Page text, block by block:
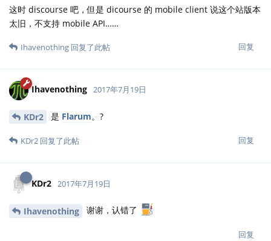
这时 discourse 吧，但是 dicourse 的 mobile client 说这个站版本
太旧，不支持 mobile API……
回复
Ihavenothing 回复了此帖
Ihavenothing 2017年7月19日
KDr2 是 Flarum。?
回复
KDr2 回复了此帖
KDr2 2017年7月19日
Ihavenothing 谢谢，认错了
回复